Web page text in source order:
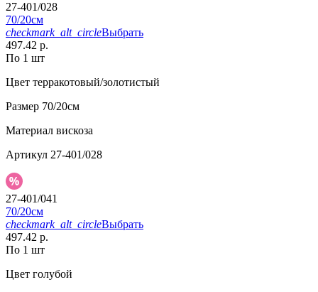
27-401/028
70/20см
checkmark_alt_circleВыбрать
497.42 р.
По 1 шт
Цвет терракотовый/золотистый
Размер 70/20см
Материал вискоза
Артикул 27-401/028
27-401/041
70/20см
checkmark_alt_circleВыбрать
497.42 р.
По 1 шт
Цвет голубой